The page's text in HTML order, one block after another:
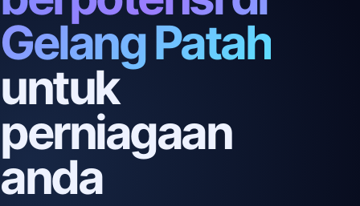
Gelang Patah
untuk
perniagaan
anda